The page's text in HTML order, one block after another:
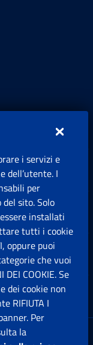
21
i servizi e
dell’utente. I
per
sito. Solo
installati
tutti i cookie
oppure puoi
che vuoi
COOKIE. Se
dei cookie non
RIFIUTA I
Per
la